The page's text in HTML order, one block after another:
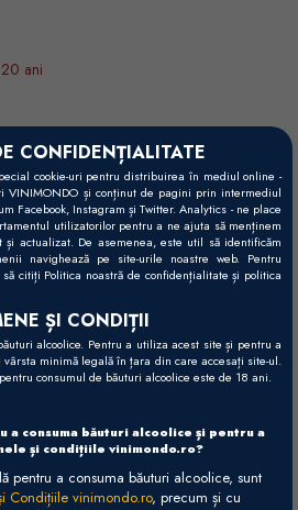
CONFIDENȚIALITATE
cookie-uri pentru distribuirea în mediul online -
VINIMONDO și conținut de pagini prin intermediul
Facebook, Instagram și Twitter. Analytics - ne place
utilizatorilor pentru a ne ajuta să menținem
actualizat. De asemenea, este util să identificăm
navighează pe site-urile noastre web. Pentru
citiți Politica noastră de confidențialitate și politica
ȘI CONDIȚII
alcoolice. Pentru a utiliza acest site și pentru a
minimă legală în țara din care accesați site-ul.
consumul de băuturi alcoolice este de 18 ani.
a consuma băuturi alcoolice și pentru a
și condițiile vinimondo.ro?
pentru a consuma băuturi alcoolice, sunt
Condițiile vinimondo.ro, precum și cu
ani
bogate de fructe de pădure (coacăze,